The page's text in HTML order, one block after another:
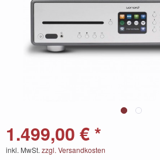
1.499,00 € *
inkl. MwSt. zzgl. Versandkosten